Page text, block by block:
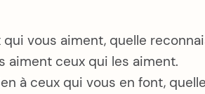
qui vous aiment, quelle
aiment ceux qui les aiment.
à ceux qui vous en font,